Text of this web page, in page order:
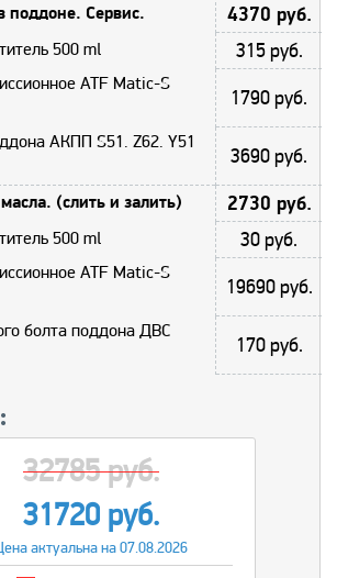
Сервис. 4370 руб.
500 ml 315 руб.
ATF Matic-S
1790 руб.
АКПП S51. Z62. Y51
3690 руб.
(слить и залить) 2730 руб.
500 ml 30 руб.
ATF Matic-S
19690 руб.
болта поддона ДВС
170 руб.
32785 руб.
31720 руб.
актуальна на 07.08.2026